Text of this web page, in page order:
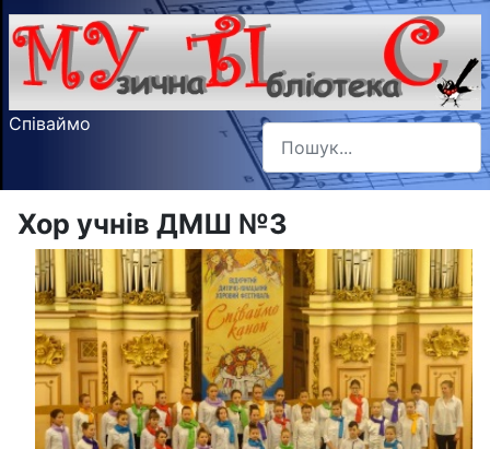
Співаймо Пошук
Type 2 or more characters
Хор учнiв ДМШ №3